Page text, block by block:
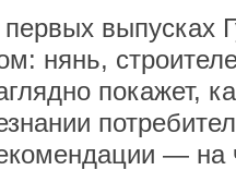
выпусках
нянь,
покажет,
— на